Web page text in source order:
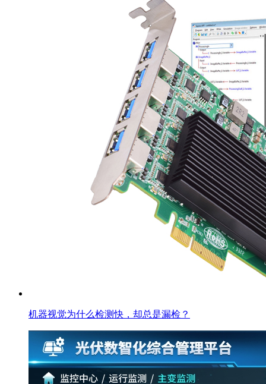
机器视觉为什么检测快，却总是漏检？